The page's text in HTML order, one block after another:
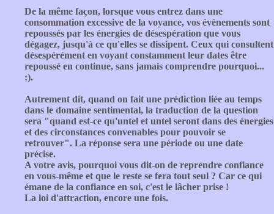
De la même façon, lorsque vous entrez dans une
consommation excessive de la voyance, vos évènements sont
repoussés par les énergies de désespération que vous
dégagez, jusqu'à ce qu'elles se dissipent. Ceux qui consultent
désespérément en voyant constamment leur dates être
repoussé en continue, sans jamais comprendre pourquoi...
:).
Autrement dit, quand on fait une prédiction liée au temps
dans le domaine sentimental, la traduction de la question
sera "quand est-ce qu'untel et untel seront dans des énergies
et des circonstances convenables pour pouvoir se
retrouver". La réponse sera une période ou une date
précise.
A votre avis, pourquoi vous dit-on de reprendre confiance
en vous-même et que le reste se fera tout seul ? Car ce qui
émane de la confiance en soi, c'est le lâcher prise !
La loi d'attraction, encore une fois.